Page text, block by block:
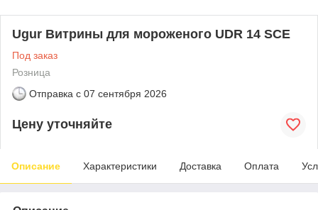
Ugur Витрины для мороженого UDR 14 SCE
Под заказ
Розница
Отправка с 07 сентября 2026
Цену уточняйте
Описание Характеристики Доставка Оплата